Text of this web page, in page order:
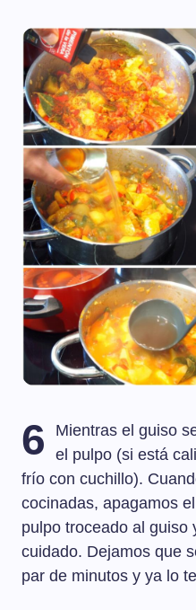
6
Mientras el guiso
el pulpo (si está
frío con cuchillo).
cocinadas, apagamos
pulpo troceado al guiso
cuidado. Dejamos que
par de minutos y ya lo